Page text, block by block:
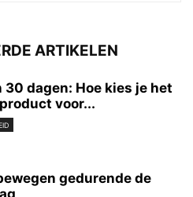
ARTIKELEN
30 dagen: Hoe kies je het
voor...
gedurende de